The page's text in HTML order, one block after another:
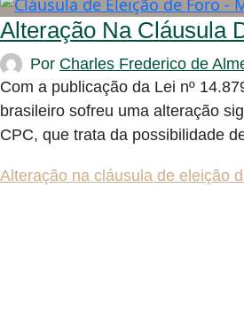
Alteração Na Cláusula
Por Charles Frederico de
Com a publicação da Lei nº
brasileiro sofreu uma alteração
CPC, que trata da possibilidade
Alteração na cláusula de eleição